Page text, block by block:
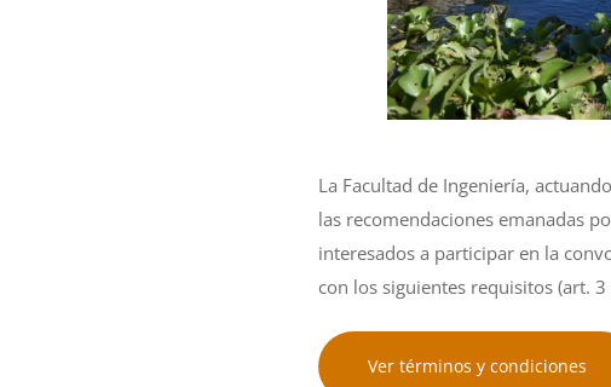
La Facultad de Ingeniería,
las recomendaciones emanadas
interesados a participar en la
con los siguientes requisitos (art.
Ver términos y condiciones